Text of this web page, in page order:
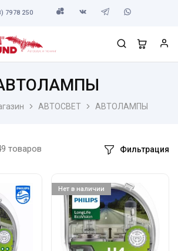
7978 250
АВТОСВЕТ АВТОЛАМПЫ
товаров Фильтрация
Нет в наличии